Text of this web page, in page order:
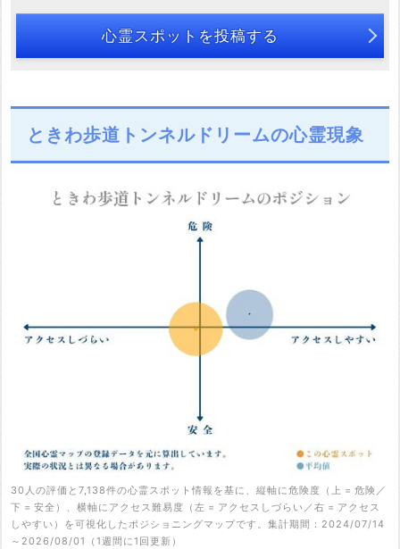
心霊スポットを投稿する
ときわ歩道トンネルドリームの心霊現象
30人の評価と7,138件の心霊スポット情報を基に、縦軸に危険度（上 = 危険／
下 = 安全）、横軸にアクセス難易度（左 = アクセスしづらい／右 = アクセス
しやすい）を可視化したポジショニングマップです。集計期間：2024/07/14
～2026/08/01（1週間に1回更新）